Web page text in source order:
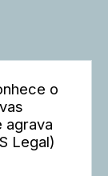
o
agrava
Legal)